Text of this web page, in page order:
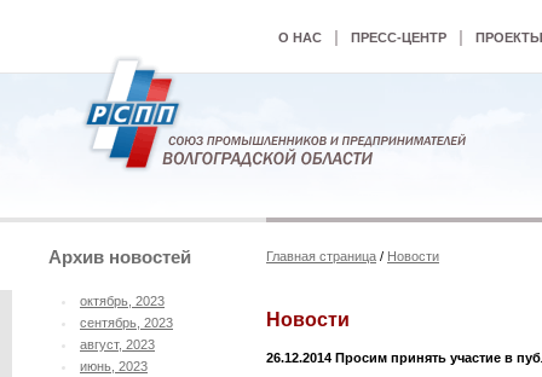
О НАС | ПРЕСС-ЦЕНТР | ПРОЕКТЫ
Архив новостей
октябрь, 2023
сентябрь, 2023
август, 2023
июнь, 2023
Главная страница / Новости
Новости
26.12.2014 Просим принять участие в